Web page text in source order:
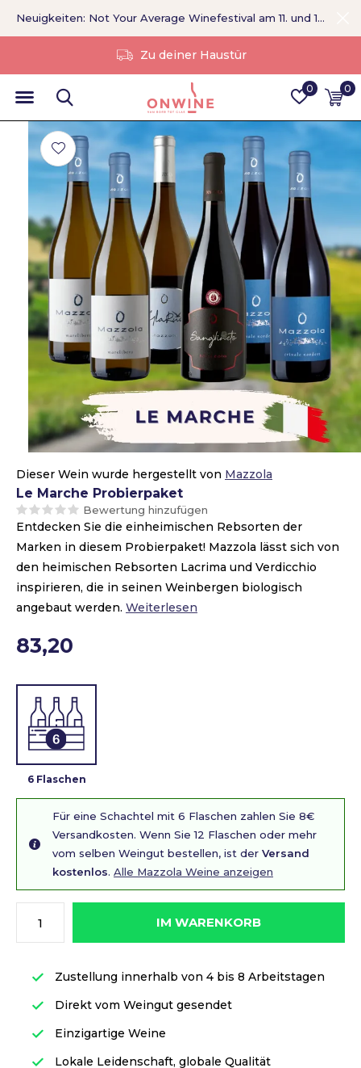
0 0
Ohne Vermittler
Neuigkeiten: Not Your Average Winefestival am 11. und 12. September >
Dieser Wein wurde hergestellt von Mazzola
Le Marche Probierpaket
Bewertung hinzufügen
Entdecken Sie die einheimischen Rebsorten der
Marken in diesem Probierpaket! Mazzola lässt sich von
den heimischen Rebsorten Lacrima und Verdicchio
inspirieren, die in seinen Weinbergen biologisch
angebaut werden. Weiterlesen
83,20
6 Flaschen
Für eine Schachtel mit 6 Flaschen zahlen Sie 8€
Versandkosten. Wenn Sie 12 Flaschen oder mehr
vom selben Weingut bestellen, ist der Versand
kostenlos. Alle Mazzola Weine anzeigen
IM WARENKORB
Zustellung innerhalb von 4 bis 8 Arbeitstagen
Direkt vom Weingut gesendet
Einzigartige Weine
Lokale Leidenschaft, globale Qualität